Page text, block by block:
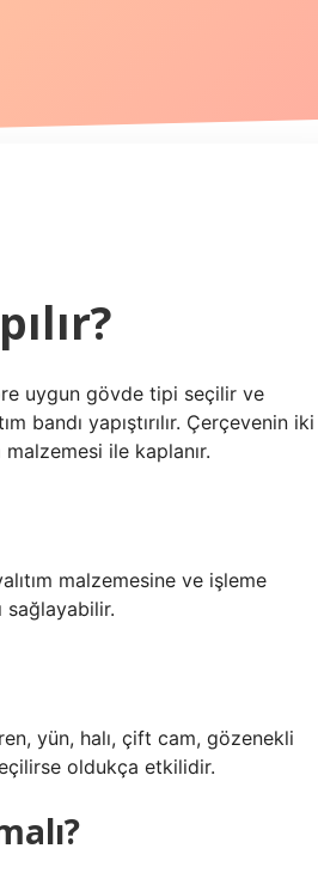
uygun gövde tipi seçilir ve
bandı yapıştırılır. Çerçevenin iki
ile kaplanır.
malzemesine ve işleme
sağlayabilir.
yün, halı, çift cam, gözenekli
oldukça etkilidir.